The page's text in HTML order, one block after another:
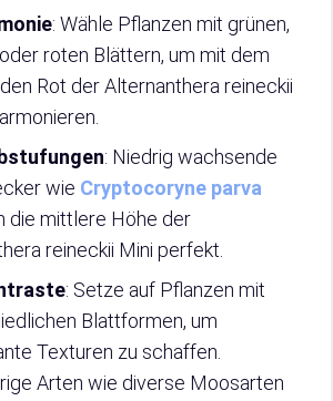
: Wähle Pflanzen mit grünen,
roten Blättern, um mit dem
Rot der Alternanthera reineckii
: Niedrig wachsende
wie Cryptocoryne parva
die mittlere Höhe der
reineckii Mini perfekt.
: Setze auf Pflanzen mit
Blattformen, um
Texturen zu schaffen.
Arten wie diverse Moosarten